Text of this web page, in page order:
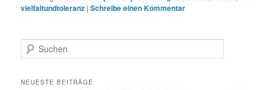
vielfaltundtoleranz |Schreibe einen Kommentar
u
h
NEUESTE BEITRÄGE